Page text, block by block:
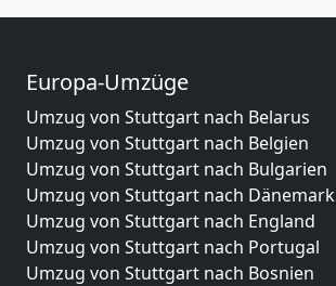
Europa-Umzüge
Umzug von Stuttgart nach Belarus
Umzug von Stuttgart nach Belgien
Umzug von Stuttgart nach Bulgarien
Umzug von Stuttgart nach Dänemark
Umzug von Stuttgart nach England
Umzug von Stuttgart nach Portugal
Umzug von Stuttgart nach Bosnien